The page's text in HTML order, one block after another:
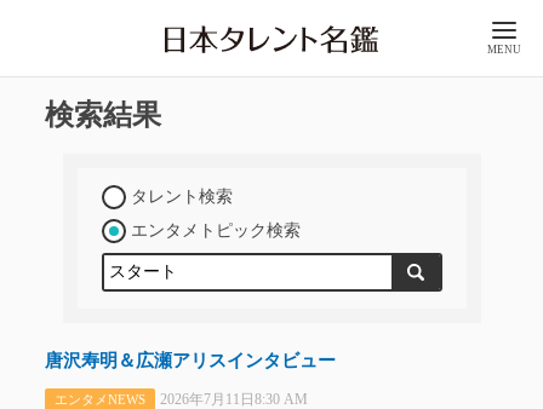
MENU
検索結果
タレント検索
エンタメトピック検索
唐沢寿明＆広瀬アリスインタビュー
エンタメNEWS 2026年7月11日8:30 AM